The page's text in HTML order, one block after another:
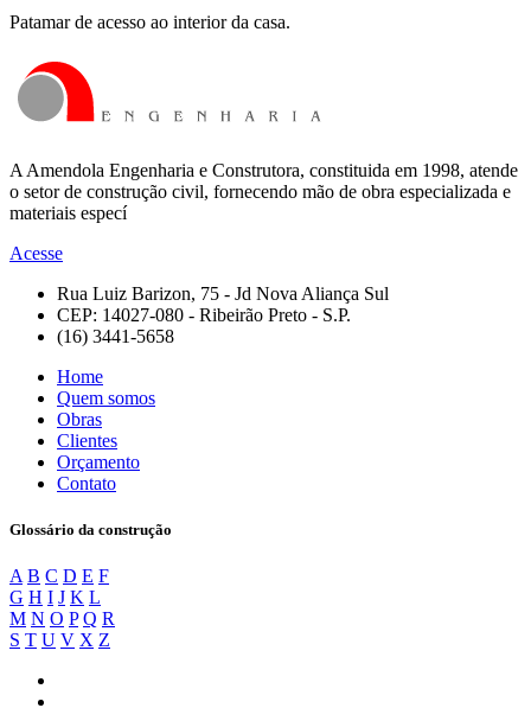
Patamar de acesso ao interior da casa.
A Amendola Engenharia e Construtora, constituida em 1998, atende
o setor de construção civil, fornecendo mão de obra especializada e
materiais especí
Acesse
Rua Luiz Barizon, 75 - Jd Nova Aliança Sul
CEP: 14027-080 - Ribeirão Preto - S.P.
(16) 3441-5658
Home
Quem somos
Obras
Clientes
Orçamento
Contato
Glossário da construção
A B C D E F
G H I J K L
M N O P Q R
S T U V X Z